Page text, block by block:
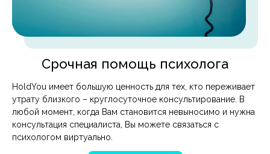
Срочная помощь психолога
HoldYou имеет большую ценность для тех, кто переживает
утрату близкого – круглосуточное консультирование. В
любой момент, когда Вам становится невыносимо и нужна
консультация специалиста, Вы можете связаться с
психологом виртуально.